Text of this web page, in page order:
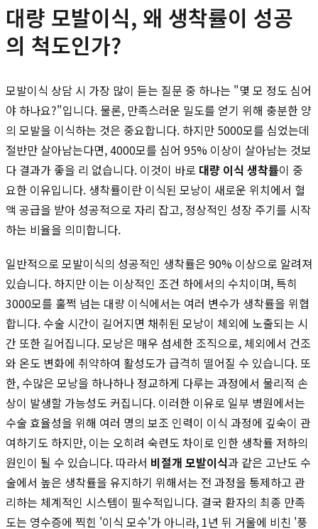
대량 모발이식, 왜 생착률이 성공
의 척도인가?
모발이식 상담 시 가장 많이 듣는 질문 중 하나는 "몇 모 정도 심어
야 하나요?"입니다. 물론, 만족스러운 밀도를 얻기 위해 충분한 양
의 모발을 이식하는 것은 중요합니다. 하지만 5000모를 심었는데
절반만 살아남는다면, 4000모를 심어 95% 이상이 살아남는 것보
다 결과가 좋을 리 없습니다. 이것이 바로 대량 이식 생착률이 중
요한 이유입니다. 생착률이란 이식된 모낭이 새로운 위치에서 혈
액 공급을 받아 성공적으로 자리 잡고, 정상적인 성장 주기를 시작
하는 비율을 의미합니다.
일반적으로 모발이식의 성공적인 생착률은 90% 이상으로 알려져
있습니다. 하지만 이는 이상적인 조건 하에서의 수치이며, 특히
3000모를 훌쩍 넘는 대량 이식에서는 여러 변수가 생착률을 위협
합니다. 수술 시간이 길어지면 채취된 모낭이 체외에 노출되는 시
간 또한 길어집니다. 모낭은 매우 섬세한 조직으로, 체외에서 건조
와 온도 변화에 취약하여 활성도가 급격히 떨어질 수 있습니다. 또
한, 수많은 모낭을 하나하나 정교하게 다루는 과정에서 물리적 손
상이 발생할 가능성도 커집니다. 이러한 이유로 일부 병원에서는
수술 효율성을 위해 여러 명의 보조 인력이 이식 과정에 깊숙이 관
여하기도 하지만, 이는 오히려 숙련도 차이로 인한 생착률 저하의
원인이 될 수 있습니다. 따라서 비절개 모발이식과 같은 고난도 수
술에서 높은 생착률을 유지하기 위해서는 전 과정을 통제하고 관
리하는 체계적인 시스템이 필수적입니다. 결국 환자의 최종 만족
도는 영수증에 찍힌 '이식 모수'가 아니라, 1년 뒤 거울에 비친 '풍